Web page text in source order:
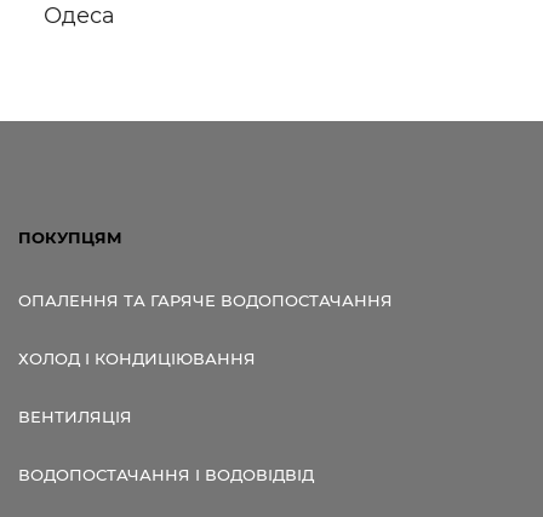
Одеса
ПОКУПЦЯМ
ОПАЛЕННЯ ТА ГАРЯЧЕ ВОДОПОСТАЧАННЯ
ХОЛОД І КОНДИЦІЮВАННЯ
ВЕНТИЛЯЦІЯ
ВОДОПОСТАЧАННЯ І ВОДОВІДВІД